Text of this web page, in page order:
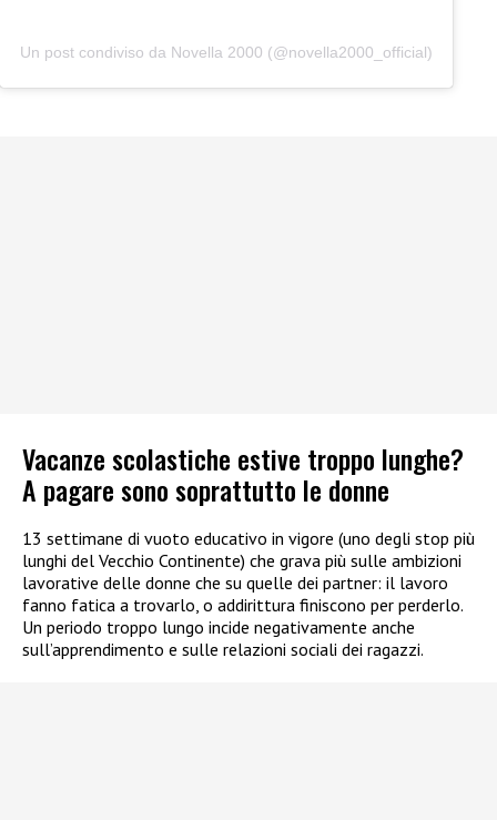
Un post condiviso da Novella 2000 (@novella2000_official)
Vacanze scolastiche estive troppo lunghe?
A pagare sono soprattutto le donne
13 settimane di vuoto educativo in vigore (uno degli stop più
lunghi del Vecchio Continente) che grava più sulle ambizioni
lavorative delle donne che su quelle dei partner: il lavoro
fanno fatica a trovarlo, o addirittura finiscono per perderlo.
Un periodo troppo lungo incide negativamente anche
sull’apprendimento e sulle relazioni sociali dei ragazzi.